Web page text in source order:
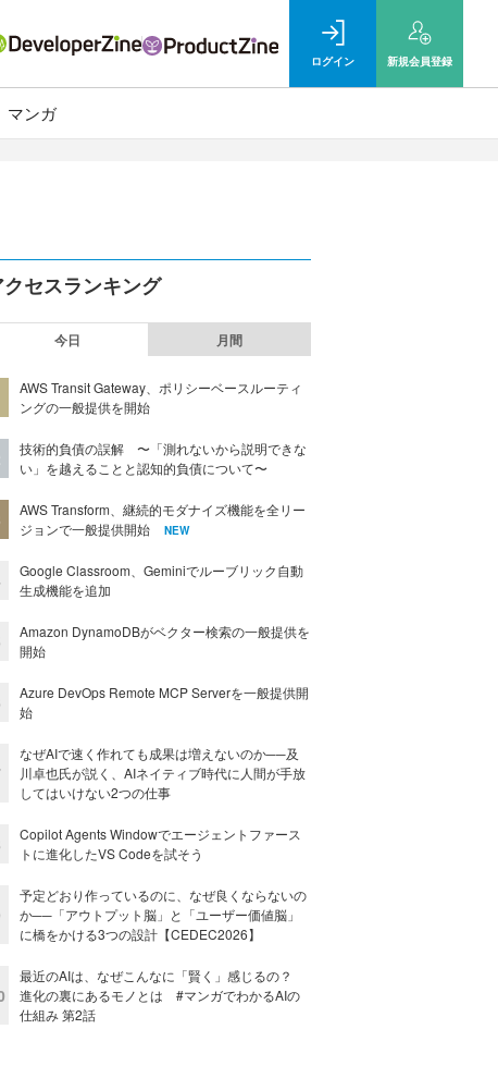
ログイン 新規会員登録
マンガ
クセスランキング
今日 月間
AWS Transit Gateway、ポリシーベースルーティ
ングの一般提供を開始
技術的負債の誤解 〜「測れないから説明できな
い」を越えることと認知的負債について〜
AWS Transform、継続的モダナイズ機能を全リー
ジョンで一般提供開始
NEW
Google Classroom、Geminiでルーブリック自動
生成機能を追加
Amazon DynamoDBがベクター検索の一般提供を
開始
Azure DevOps Remote MCP Serverを一般提供開
始
なぜAIで速く作れても成果は増えないのか──及
川卓也氏が説く、AIネイティブ時代に人間が手放
してはいけない2つの仕事
Copilot Agents Windowでエージェントファース
トに進化したVS Codeを試そう
予定どおり作っているのに、なぜ良くならないの
か──「アウトプット脳」と「ユーザー価値脳」
に橋をかける3つの設計【CEDEC2026】
最近のAIは、なぜこんなに「賢く」感じるの？
進化の裏にあるモノとは #マンガでわかるAIの
仕組み 第2話